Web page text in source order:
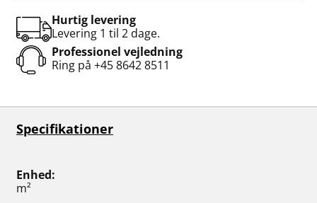
Hurtig levering
Levering 1 til 2 dage.
Professionel vejledning
Ring på +45 8642 8511
Specifikationer
Enhed
m²